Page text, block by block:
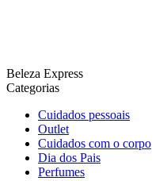
Beleza Express
Categorias
Cuidados pessoais
Outlet
Cuidados com o corpo
Dia dos Pais
Perfumes